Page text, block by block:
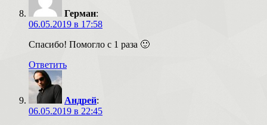
Герман:
06.05.2019 в 17:58
Спасибо! Помогло с 1 раза 🙂
Ответить
Андрей:
06.05.2019 в 22:45